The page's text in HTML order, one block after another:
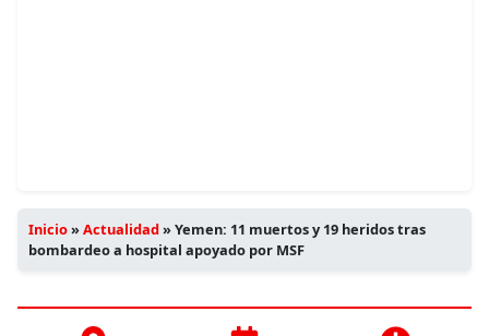
Inicio»Actualidad»Yemen: 11 muertos y 19 heridos tras
bombardeo a hospital apoyado por MSF